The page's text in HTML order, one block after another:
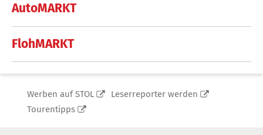
AutoMARKT
FlohMARKT
Werben auf STOL
Leserreporter werden
Tourentipps